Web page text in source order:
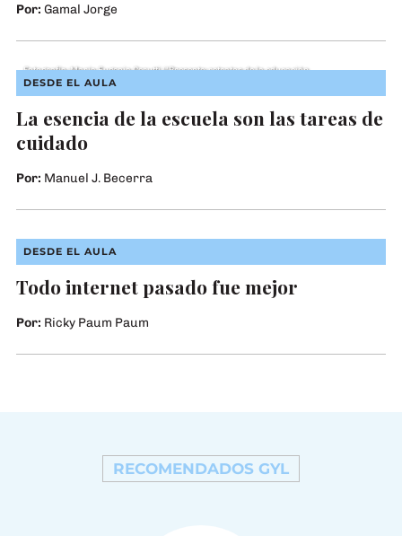
Por: Gamal Jorge
DESDE EL AULA
Fotografía: María Eugenia Cerutti (“Presente: retratos de la educación
argentina”)
La esencia de la escuela son las tareas de
cuidado
Por: Manuel J. Becerra
DESDE EL AULA
Fotografía: Laura Frydenberg. En Instagram: @ojo.de.tiza
Todo internet pasado fue mejor
Por: Ricky Paum Paum
RECOMENDADOS GYL